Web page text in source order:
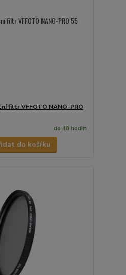
filtr VFFOTO NANO-PRO
do 48 hodin
do košíku